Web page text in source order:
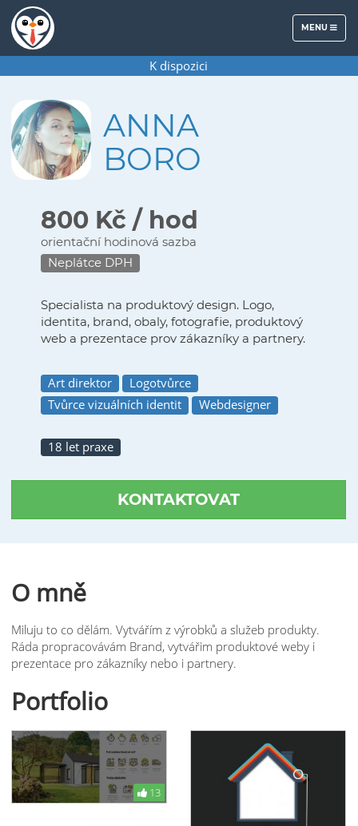
MENU
MENU
K dispozici
ANNA
BORO
800 Kč / hod
orientační hodinová sazba
Neplátce DPH
Specialista na produktový design. Logo,
identita, brand, obaly, fotografie, produktový
web a prezentace prov zákazníky a partnery.
Art direktor
Logotvůrce
Tvůrce vizuálních identit
Webdesigner
18 let praxe
KONTAKTOVAT
O mně
Miluju to co dělám. Vytvářím z výrobků a služeb produkty.
Ráda propracovávám Brand, vytvářim produktové weby i
prezentace pro zákazníky nebo i partnery.
Portfolio
13